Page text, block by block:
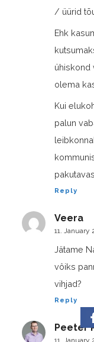
/ üürid
Ehk
ühiskond
olema
Kui
palun
Reply
Veera
11. January
Jätame
vôiks
vihjad?
Reply
Peeter